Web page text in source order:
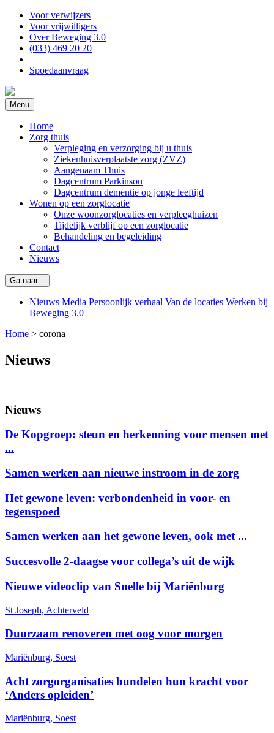
Voor verwijzers
Voor vrijwilligers
Over Beweging 3.0
(033) 469 20 20
Spoedaanvraag
Menu
Home
Zorg thuis
Verpleging en verzorging bij u thuis
Ziekenhuisverplaatste zorg (ZVZ)
Aangenaam Thuis
Dagcentrum Parkinson
Dagcentrum dementie op jonge leeftijd
Wonen op een zorglocatie
Onze woonzorglocaties en verpleeghuizen
Tijdelijk verblijf op een zorglocatie
Behandeling en begeleiding
Contact
Nieuws
Ga naar...
Nieuws Media Persoonlijk verhaal Van de locaties Werken bij
Beweging 3.0
Home > corona
Nieuws
Nieuws
De Kopgroep: steun en herkenning voor mensen met
...
Samen werken aan nieuwe instroom in de zorg
Het gewone leven: verbondenheid in voor- en
tegenspoed
Samen werken aan het gewone leven, ook met ...
Succesvolle 2-daagse voor collega’s uit de wijk
Nieuwe videoclip van Snelle bij Mariënburg
St Joseph, Achterveld
Duurzaam renoveren met oog voor morgen
Mariënburg, Soest
Acht zorgorganisaties bundelen hun kracht voor
‘Anders opleiden’
Mariënburg, Soest